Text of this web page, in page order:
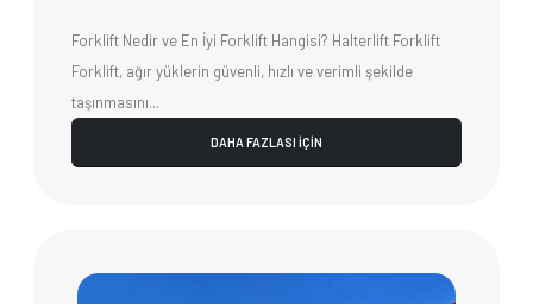
Forklift Nedir ve En İyi Forklift Hangisi? Halterlift Forklift
Forklift, ağır yüklerin güvenli, hızlı ve verimli şekilde
taşınmasını...
DAHA FAZLASI İÇİN